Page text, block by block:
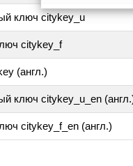
ключ citykey_u
citykey_f
(англ.)
ключ citykey_u_en
citykey_f_en (англ.)